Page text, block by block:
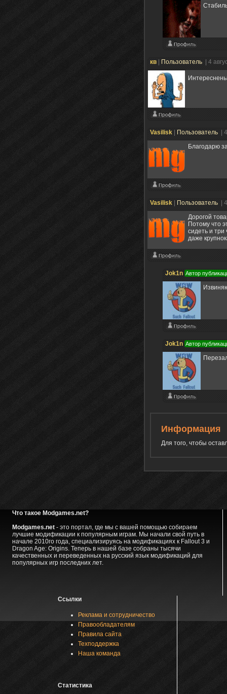
кв Пользователь | 4
Vasilisk Пользователь
|
Благодарю
Vasilisk Пользователь
|
Дорогой
Потому что
сидеть и
даже
Jok1n Автор
Jok1n Автор
Информация
Для того, чтобы
Что такое Modgames.net?
Modgames.net- это портал, где мы с вашей помощью собираем
лучшие модификации к популярным играм. Мы начали свой путь в
начале 2010го года, специализируясь на модификациях к Fallout 3 и
Dragon Age: Origins. Теперь в нашей базе собраны тысячи
качественных и переведенных на русский язык модификаций для
популярных игр последних лет.
Ссылки
Реклама и сотрудничество
Правообладателям
Правила сайта
Техподдержка
Наша команда
Статистика